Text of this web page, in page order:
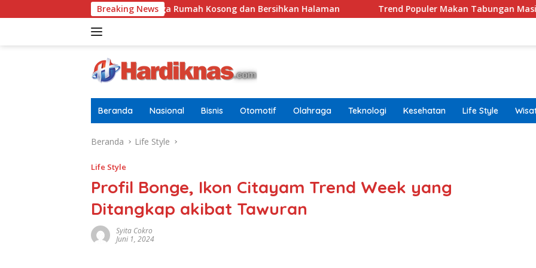
ke
Breaking News
Tugasnya Jaga Rumah Kosong dan Bersihkan Halaman Trend Populer Makan Tabungan Masih Terjadi?
Beranda Nasional Bisnis Otomotif Olahraga Teknologi Kesehatan Life Style
Beranda Life Style
Life Style
Profil Bonge, Ikon Citayam Trend Week yang
Ditangkap akibat Tawuran
Syita Cokro
Juni 1, 2024